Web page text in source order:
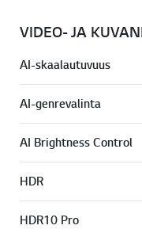
VIDEO- JA
AI-skaalautuvuus
AI-genrevalinta
AI Brightness Control
HDR
HDR10 Pro